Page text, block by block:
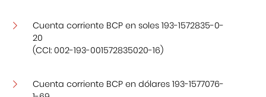
Cuenta corriente BCP en soles 193-1572835-0-
20
(CCI: 002-193-001572835020-16)
Cuenta corriente BCP en dólares 193-1577076-